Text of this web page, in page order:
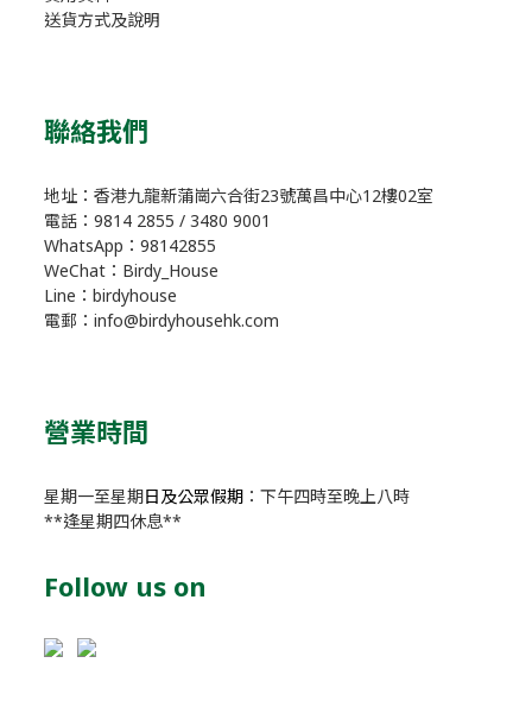
送貨方式及說明
聯絡我們
地址：香港九龍新蒲崗六合街23號萬昌中心12樓02室
電話：9814 2855 / 3480 9001
WhatsApp：98142855
WeChat：Birdy_House
Line：birdyhouse
電郵：info@birdyhousehk.com
營業時間
星期一至星期日及公眾假期 ：下午四時至晚上八時
**逢星期四休息**
Follow us on